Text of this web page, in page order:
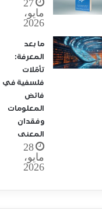
27
مايو،
2026
ما بعد
المعرفة:
تأمّلات
فلسفية في
فائض
المعلومات
وفقدان
المعنى
28
مايو،
2026